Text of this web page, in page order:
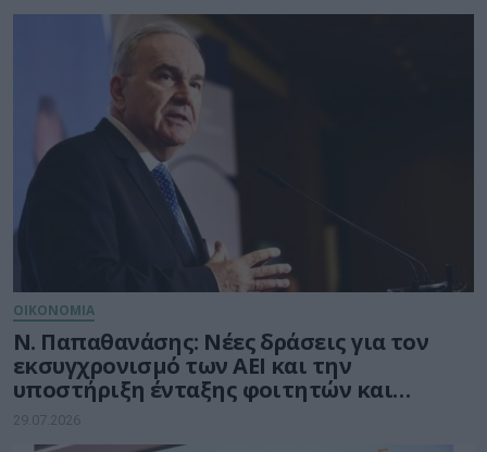
ΟΙΚΟΝΟΜΙΑ
Ν. Παπαθανάσης: Νέες δράσεις για τον
εκσυγχρονισμό των ΑΕΙ και την
υποστήριξη ένταξης φοιτητών και
φοιτητριών στην αγορά εργασίας
29.07.2026